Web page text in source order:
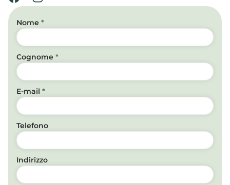
Nome *
Cognome *
E-mail *
Telefono
Indirizzo